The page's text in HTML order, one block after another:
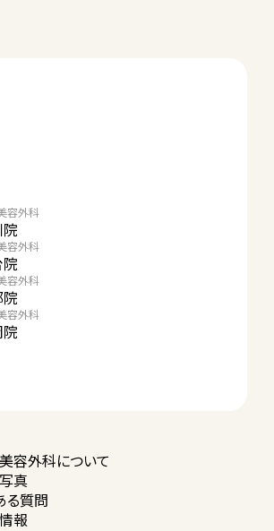
容外科
容外科
容外科
容外科
容外科について
真
る質問
報